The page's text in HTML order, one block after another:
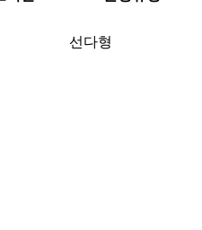
선다형